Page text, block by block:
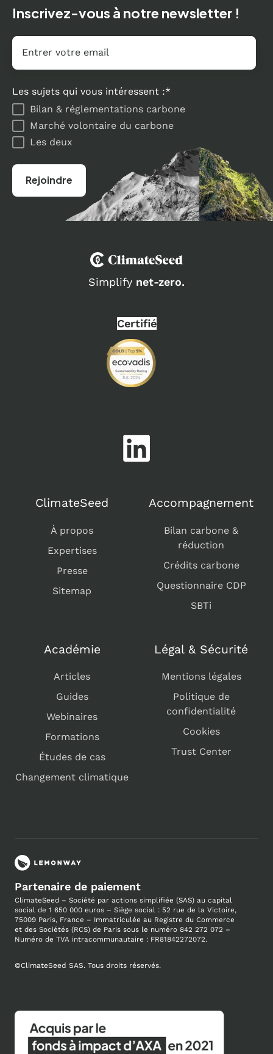
Inscrivez-vous à notre newsletter !
Email
Les sujets qui vous intéressent :*
Bilan & réglementations carbone
Marché volontaire du carbone
Les deux
Simplify net-zero.
Certifié
ClimateSeed
À propos
Expertises
Presse
Sitemap
Accompagnement
Bilan carbone &
réduction
Crédits carbone
Questionnaire CDP
SBTi
Académie
Articles
Guides
Webinaires
Formations
Études de cas
Changement climatique
Légal & Sécurité
Mentions légales
Politique de
confidentialité
Cookies
Trust Center
Partenaire de paiement
ClimateSeed – Société par actions simplifiée (SAS) au capital
social de 1 650 000 euros – Siège social : 52 rue de la Victoire,
75009 Paris, France – Immatriculée au Registre du Commerce
et des Sociétés (RCS) de Paris sous le numéro 842 272 072 –
Numéro de TVA intracommunautaire : FR81842272072.
©ClimateSeed SAS. Tous droits réservés.